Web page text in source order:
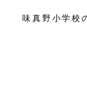
味真野小学校